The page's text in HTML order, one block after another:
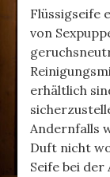
Flüssigseife
von
erhältlich
Andernfalls
Duft nicht
Seife bei